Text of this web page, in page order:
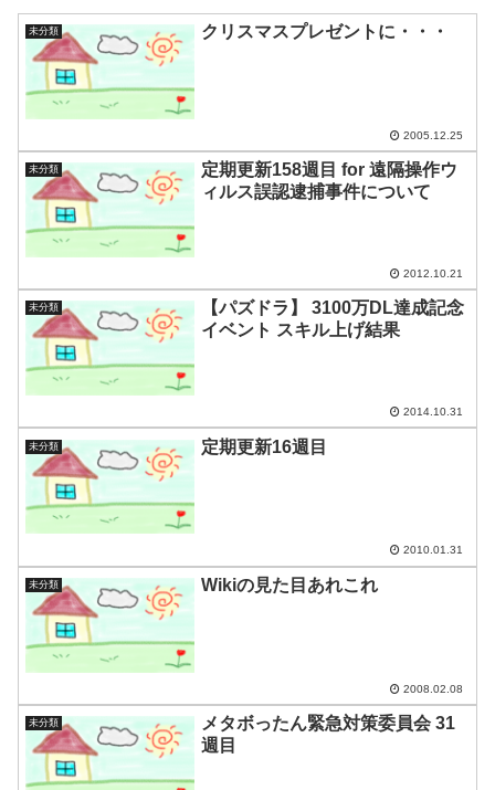
未分類 クリスマスプレゼントに・・・
2005.12.25
未分類
定期更新158週目 for 遠隔操作ウ
ィルス誤認逮捕事件について
2012.10.21
未分類
【パズドラ】 3100万DL達成記念
イベント スキル上げ結果
2014.10.31
未分類 定期更新16週目
2010.01.31
未分類 Wikiの見た目あれこれ
2008.02.08
未分類
メタボったん緊急対策委員会 31
週目